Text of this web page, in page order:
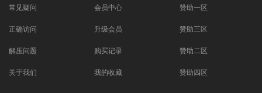
常见疑问
正确访问
解压问题
关于我们
会员中心
升级会员
购买记录
我的收藏
赞助一区
赞助三区
赞助二区
赞助四区